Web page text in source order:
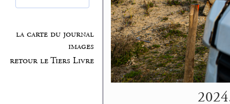
la carte du journal
images
retour le Tiers Livre